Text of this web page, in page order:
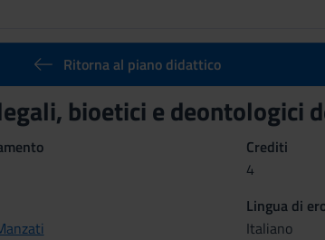
Ritorna al piano didattico
bioetici e
Crediti
4
Lingua di
Italiano